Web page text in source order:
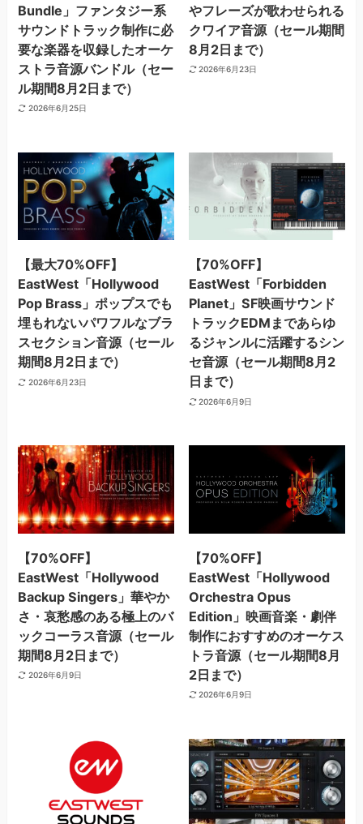
Bundle」ファンタジー系
サウンドトラック制作に必
要な楽器を収録したオーケ
ストラ音源バンドル（セー
ル期間8月2日まで）
2026年6月25日
やフレーズが歌わせられる
クワイア音源（セール期間
8月2日まで）
2026年6月23日
【最大70%OFF】
EastWest「Hollywood
Pop Brass」ポップスでも
埋もれないパワフルなブラ
スセクション音源（セール
期間8月2日まで）
2026年6月23日
【70%OFF】
EastWest「Forbidden
Planet」SF映画サウンド
トラックEDMまであらゆ
るジャンルに活躍するシン
セ音源（セール期間8月2
日まで）
2026年6月9日
【70%OFF】
EastWest「Hollywood
Backup Singers」華やか
さ・哀愁感のある極上のバ
ックコーラス音源（セール
期間8月2日まで）
2026年6月9日
【70%OFF】
EastWest「Hollywood
Orchestra Opus
Edition」映画音楽・劇伴
制作におすすめのオーケス
トラ音源（セール期間8月
2日まで）
2026年6月9日